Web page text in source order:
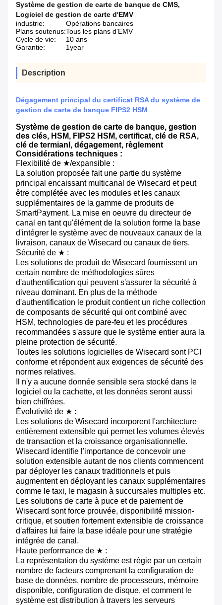
Système de gestion de carte de banque de CMS,
Logiciel de gestion de carte d'EMV
industrie:
Opérations bancaires
Plans soutenus:Tous les plans d'EMV
Cycle de vie:
10 ans
Garantie:
1year
Description
Dégagement principal du certificat RSA du système de
gestion de carte de banque FIPS2 HSM
Système de gestion de carte de banque, gestion
des clés, HSM, FIPS2 HSM, certificat, clé de RSA,
clé de termianl, dégagement, règlement
Considérations techniques :
Flexibilité de ★/expansible :
La solution proposée fait une partie du système
principal encaissant multicanal de Wisecard et peut
être complétée avec les modules et les canaux
supplémentaires de la gamme de produits de
SmartPayment. La mise en oeuvre du directeur de
canal en tant qu'élément de la solution forme la base
d'intégrer le système avec de nouveaux canaux de la
livraison, canaux de Wisecard ou canaux de tiers.
Sécurité de ★ :
Les solutions de produit de Wisecard fournissent un
certain nombre de méthodologies sûres
d'authentification qui peuvent s'assurer la sécurité à
niveau dominant. En plus de la méthode
d'authentification le produit contient un riche collection
de composants de sécurité qui ont combiné avec
HSM, technologies de pare-feu et les procédures
recommandées s'assure que le système entier aura la
pleine protection de sécurité.
Toutes les solutions logicielles de Wisecard sont PCI
conforme et répondent aux exigences de sécurité des
normes relatives.
Il n'y a aucune donnée sensible sera stocké dans le
logiciel ou la cachette, et les données seront aussi
bien chiffrées.
Évolutivité de ★ :
Les solutions de Wisecard incorporent l'architecture
entièrement extensible qui permet les volumes élevés
de transaction et la croissance organisationnelle.
Wisecard identifie l'importance de concevoir une
solution extensible autant de nos clients commencent
par déployer les canaux traditionnels et puis
augmentent en déployant les canaux supplémentaires
comme le taxi, le magasin à succursales multiples etc.
Les solutions de carte à puce et de paiement de
Wisecard sont force prouvée, disponibilité mission-
critique, et soutien fortement extensible de croissance
d'affaires lui faire la base idéale pour une stratégie
intégrée de canal.
Haute performance de ★ :
La représentation du système est régie par un certain
nombre de facteurs comprenant la configuration de
base de données, nombre de processeurs, mémoire
disponible, configuration de disque, et comment le
système est distribution à travers les serveurs